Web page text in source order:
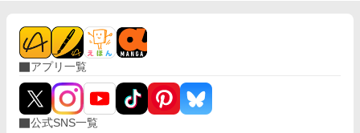
アプリ一覧
公式SNS一覧